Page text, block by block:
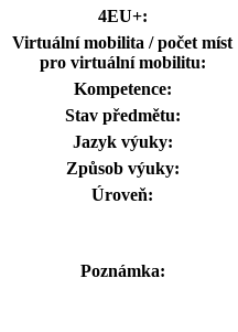
4EU+:
Virtuální mobilita / počet míst
pro virtuální mobilitu:
Kompetence:
Stav předmětu:
Jazyk výuky:
Způsob výuky:
Úroveň:
Poznámka: